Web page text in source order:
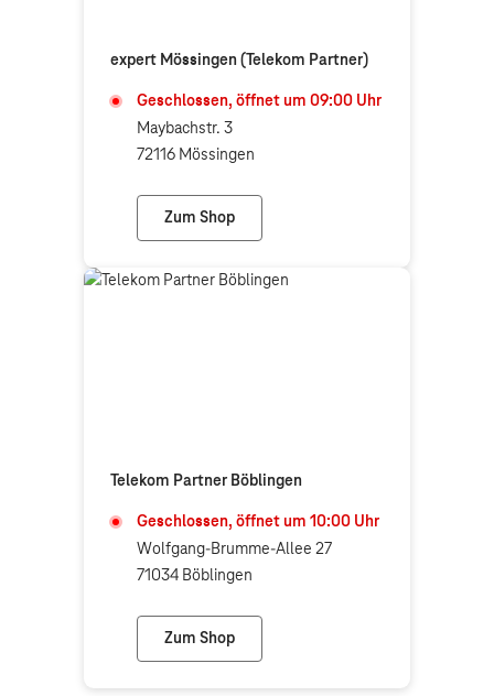
expert Mössingen (Telekom Partner)
Geschlossen, öffnet um 09:00 Uhr
Maybachstr. 3
72116 Mössingen
Zum Shop
expert Mössingen (Telekom Partner)
Telekom Partner Böblingen
Geschlossen, öffnet um 10:00 Uhr
Wolfgang-Brumme-Allee 27
71034 Böblingen
Zum Shop
Telekom Partner Böblingen